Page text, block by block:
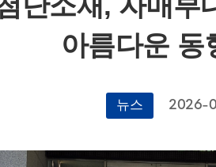
아름다운 동
뉴스 2026-